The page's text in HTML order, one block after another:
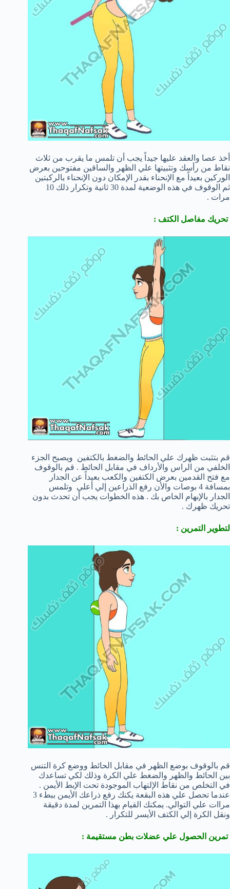
أخذ عصا والعقد عليها جيداً يجب أن تلمس ما يقرب من ثلاث
نقاط من رأسك وتثبيتها علي الظهر والساقين مفتوحين بعرض
الوركين بعيداً مع الإنحناء بقدر الإمكان دون الإنحناء بالركبتين
ثم الوقوف في هذه الوضعية لمدة 30 ثانية وتكرار ذلك 10
مرات .
تحريك مفاصل الكتف :
قم بتثبت ظهرك علي الحائط والضغط بالكتفين ويصبح الجزء
الخلفي من الراس والأرداف في مقابل الحائط . قم بالوقوف
مع فتح القدمين بعرض الكتفين والكعب بعيداً عن الجدار
بمسافة 4 بوصات والأن رفع الذراعين إلي أعلي وتلمس
الجدار بالإبهام الخاص بك . هذه الخطوات يجب أن تحدث بدون
تحريك ظهرك .
لتطوير التمرين :
قم بالوقوف بوضع الظهر في مقابل الحائط ووضع كرة التنس
بين الحائط والظهر والضغط علي الكرة وذلك لكي تساعدك
في التخلص من نقاط الإلتهاب الموجودة تحت الإبط الأيمن .
عندما تحصل علي هذه البقعة يكنك رفع ذراعك الأيمن ببطء 3
مراات علي التوالي. يمكنك القيام بهذا التمرين لمدة دقيقة
ونقل الكرة إلي الكتف الأيسر للتكرار .
تمرين الحصول علي عضلات بطن مستقيمة :